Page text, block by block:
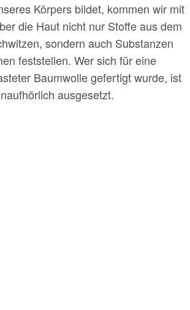
Körpers bildet, kommen wir mit
die Haut nicht nur Stoffe aus dem
sondern auch Substanzen
feststellen. Wer sich für eine
Baumwolle gefertigt wurde, ist
ausgesetzt.